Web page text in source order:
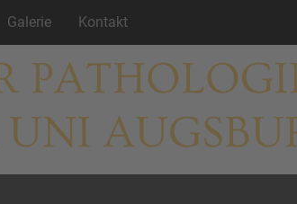
Galerie Kontakt